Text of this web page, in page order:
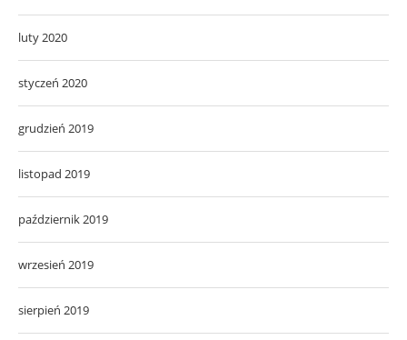
luty 2020
styczeń 2020
grudzień 2019
listopad 2019
październik 2019
wrzesień 2019
sierpień 2019